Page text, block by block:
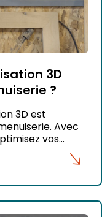
3D
?
3D est
Avec
vos